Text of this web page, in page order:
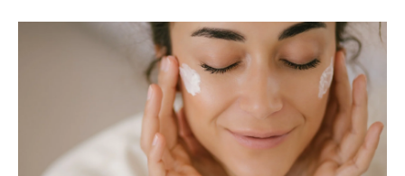
moda & ljepota